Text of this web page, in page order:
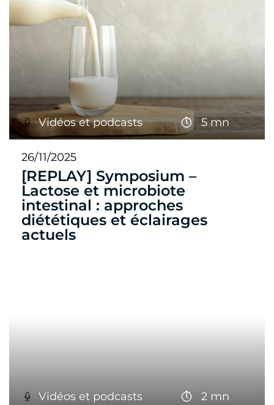
Vidéos et podcasts 5 mn
26/11/2025
[REPLAY] Symposium –
Lactose et microbiote
intestinal : approches
diététiques et éclairages
actuels
Vidéos et podcasts 2 mn